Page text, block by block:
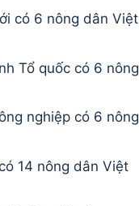
có 6 nông dân Việt
Tổ quốc có 6 nông
nghiệp có 6 nông
14 nông dân Việt